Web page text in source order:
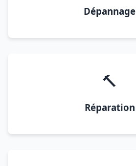
Dépannage
🔨
Réparation